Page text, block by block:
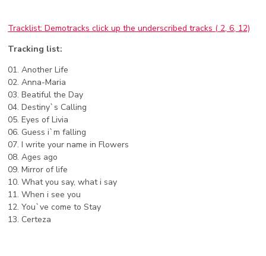
Tracklist: Demotracks click up the underscribed tracks ( 2, 6, 12)
Tracking list:
01. Another Life
02. Anna-Maria
03. Beatiful the Day
04. Destiny`s Calling
05. Eyes of Livia
06. Guess i`m falling
07. I write your name in Flowers
08. Ages ago
09. Mirror of life
10. What you say, what i say
11. When i see you
12. You`ve come to Stay
13. Certeza